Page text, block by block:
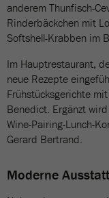
anderem Thunfisch-
Rinderbäckchen mit
Softshell-Krabben im
Im Hauptrestaurant,
neue Rezepte
Frühstücksgerichte
Benedict. Ergänzt
Wine-Pairing-Lunch-
Gerard Bertrand.
Moderne